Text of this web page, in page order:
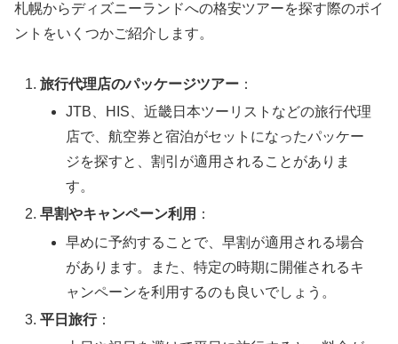
札幌からディズニーランドへの格安ツアーを探す際のポイ
ントをいくつかご紹介します。
旅行代理店のパッケージツアー ：
JTB、HIS、近畿日本ツーリストなどの旅行代理
店で、航空券と宿泊がセットになったパッケー
ジを探すと、割引が適用されることがありま
す。
早割やキャンペーン利用 ：
早めに予約することで、早割が適用される場合
があります。また、特定の時期に開催されるキ
ャンペーンを利用するのも良いでしょう。
平日旅行：